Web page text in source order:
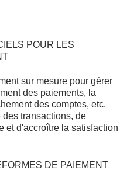
POUR LES
sur mesure pour gérer
des paiements, la
des comptes, etc.
transactions, de
et d'accroître la satisfaction
DE PAIEMENT